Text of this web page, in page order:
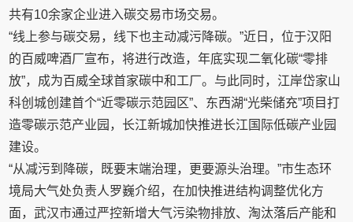
共有10余家企业进入碳交易市场交易。
“线上参与碳交易，线下也主动减污降碳。”近日，位于汉阳
的百威啤酒厂宣布，将进行改造，年底实现二氧化碳“零排
放”，成为百威全球首家碳中和工厂。与此同时，江岸岱家山
科创城创建首个“近零碳示范园区”、东西湖“光柴储充”项目打
造零碳示范产业园，长江新城加快推进长江国际低碳产业园
建设。
“从减污到降碳，既要末端治理，更要源头治理。”市生态环
境局大气处负责人罗巍介绍，在加快推进结构调整优化方
面，武汉市通过严控新增大气污染物排放、淘汰落后产能和